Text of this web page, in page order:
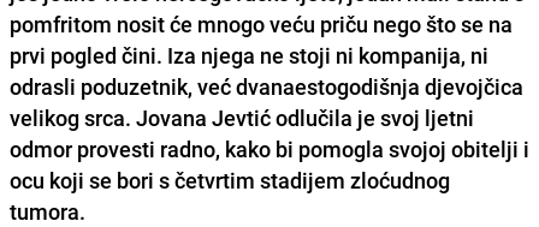
pomfritom nosit će mnogo veću priču nego što se na
prvi pogled čini. Iza njega ne stoji ni kompanija, ni
odrasli poduzetnik, već dvanaestogodišnja djevojčica
velikog srca. Jovana Jevtić odlučila je svoj ljetni
odmor provesti radno, kako bi pomogla svojoj obitelji i
ocu koji se bori s četvrtim stadijem zloćudnog
tumora.